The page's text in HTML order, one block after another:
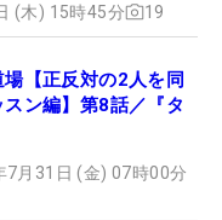
(木) 15時45分 19
場【正反対の2人を同
スン編】第8話／『タ
7月31日 (金) 07時00分